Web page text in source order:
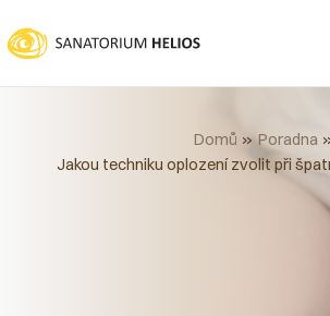
na
obsah
Domů
Poradna
Jakou techniku oplození zvolit při